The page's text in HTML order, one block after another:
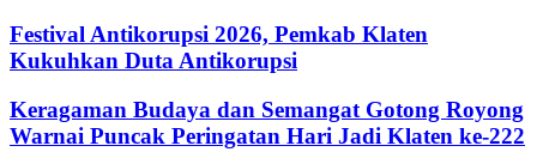
Festival Antikorupsi 2026, Pemkab Klaten
Kukuhkan Duta Antikorupsi
Keragaman Budaya dan Semangat Gotong Royong
Warnai Puncak Peringatan Hari Jadi Klaten ke-222